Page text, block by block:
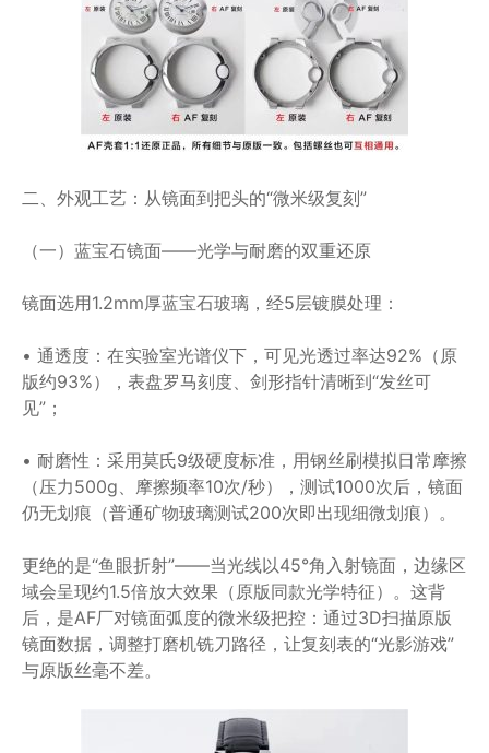
二、外观工艺：从镜面到把头的“微米级复刻”
（一）蓝宝石镜面——光学与耐磨的双重还原
镜面选用1.2mm厚蓝宝石玻璃，经5层镀膜处理：
• 通透度：在实验室光谱仪下，可见光透过率达92%（原
版约93%），表盘罗马刻度、剑形指针清晰到“发丝可
见”；
• 耐磨性：采用莫氏9级硬度标准，用钢丝刷模拟日常摩擦
（压力500g、摩擦频率10次/秒），测试1000次后，镜面
仍无划痕（普通矿物玻璃测试200次即出现细微划痕）。
更绝的是“鱼眼折射”——当光线以45°角入射镜面，边缘区
域会呈现约1.5倍放大效果（原版同款光学特征）。这背
后，是AF厂对镜面弧度的微米级把控：通过3D扫描原版
镜面数据，调整打磨机铣刀路径，让复刻表的“光影游戏”
与原版丝毫不差。